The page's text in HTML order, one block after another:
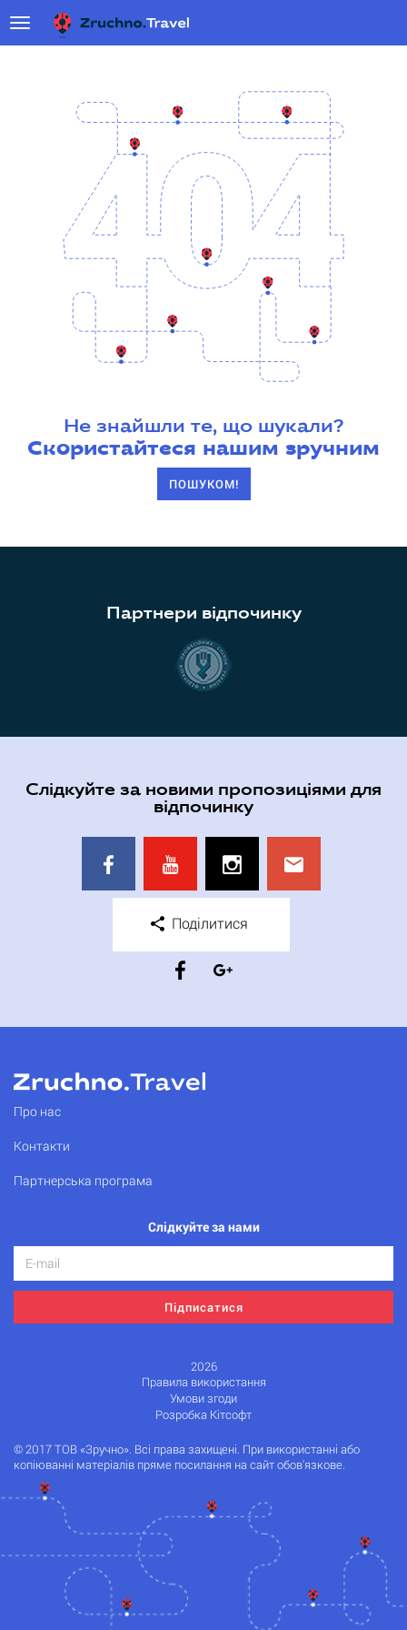
Не знайшли те, що шукали?
Скористайтеся нашим зручним
ПОШУКОМ!
Партнери відпочинку
Слідкуйте за новими пропозиціями для
відпочинку
Поділитися
Про нас
Контакти
Партнерська програма
Слідкуйте за нами
Підписатися
2026
Правила використання
Умови згоди
Розробка Кітсофт
© 2017 ТОВ «Зручно». Всі права захищені. При використанні або
копіюванні матеріалів пряме посилання на сайт обов'язкове.